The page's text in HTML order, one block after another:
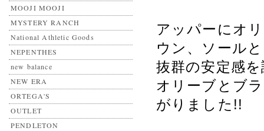
MOOJI MOOJI
MYSTERY RANCH
National Athletic Goods
NEPENTHES
new balance
NEW ERA
ORTEGA'S
OUTLET
PENDLETON
アッパーにオ
ウン、ソール
抜群の安定感
オリーブとブ
がりました!!